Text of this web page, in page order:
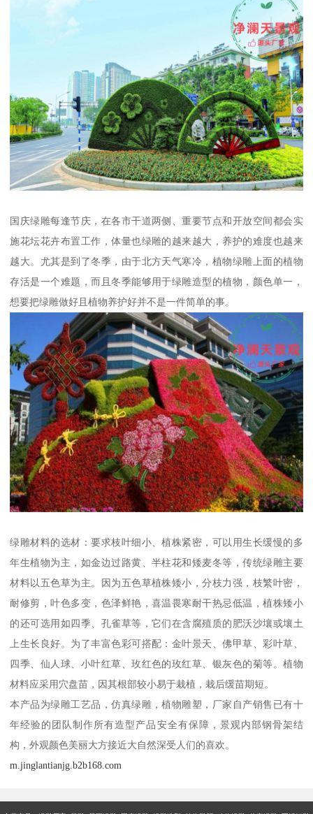
国庆绿雕每逢节庆，在各市干道两侧、重要节点和开放空间都会实
施花坛花卉布置工作，体量也绿雕的越来越大，养护的难度也越来
越大。尤其是到了冬季，由于北方天气寒冷，植物绿雕上面的植物
存活是一个难题，而且冬季能够用于绿雕造型的植物，颜色单一，
想要把绿雕做好且植物养护好并不是一件简单的事。
绿雕材料的选材：要求枝叶细小、植株紧密，可以用生长缓慢的多
年生植物为主，如金边过路黄、半柱花和矮麦冬等，传统绿雕主要
材料以五色草为主。因为五色草植株矮小，分枝力强，枝繁叶密，
耐修剪，叶色多变，色泽鲜艳，喜温畏寒耐干热忌低温，植株矮小
的还可选用如四季、孔雀草等，它们在含腐殖质的肥沃沙壤或壤土
上生长良好。为了丰富色彩可搭配：金叶景天、佛甲草、彩叶草、
四季、仙人球、小叶红草、玫红色的玫红草、银灰色的菊等。植物
材料应采用穴盘苗，因其根部较小易于栽植，栽后缓苗期短。
本产品为绿雕工艺品，仿真绿雕，植物雕塑，厂家自产销售已有十
年经验的团队制作所有造型产品安全有保障，景观内部钢骨架结
构，外观颜色美丽大方接近大自然深受人们的喜欢。
m.jinglantianjg.b2b168.com